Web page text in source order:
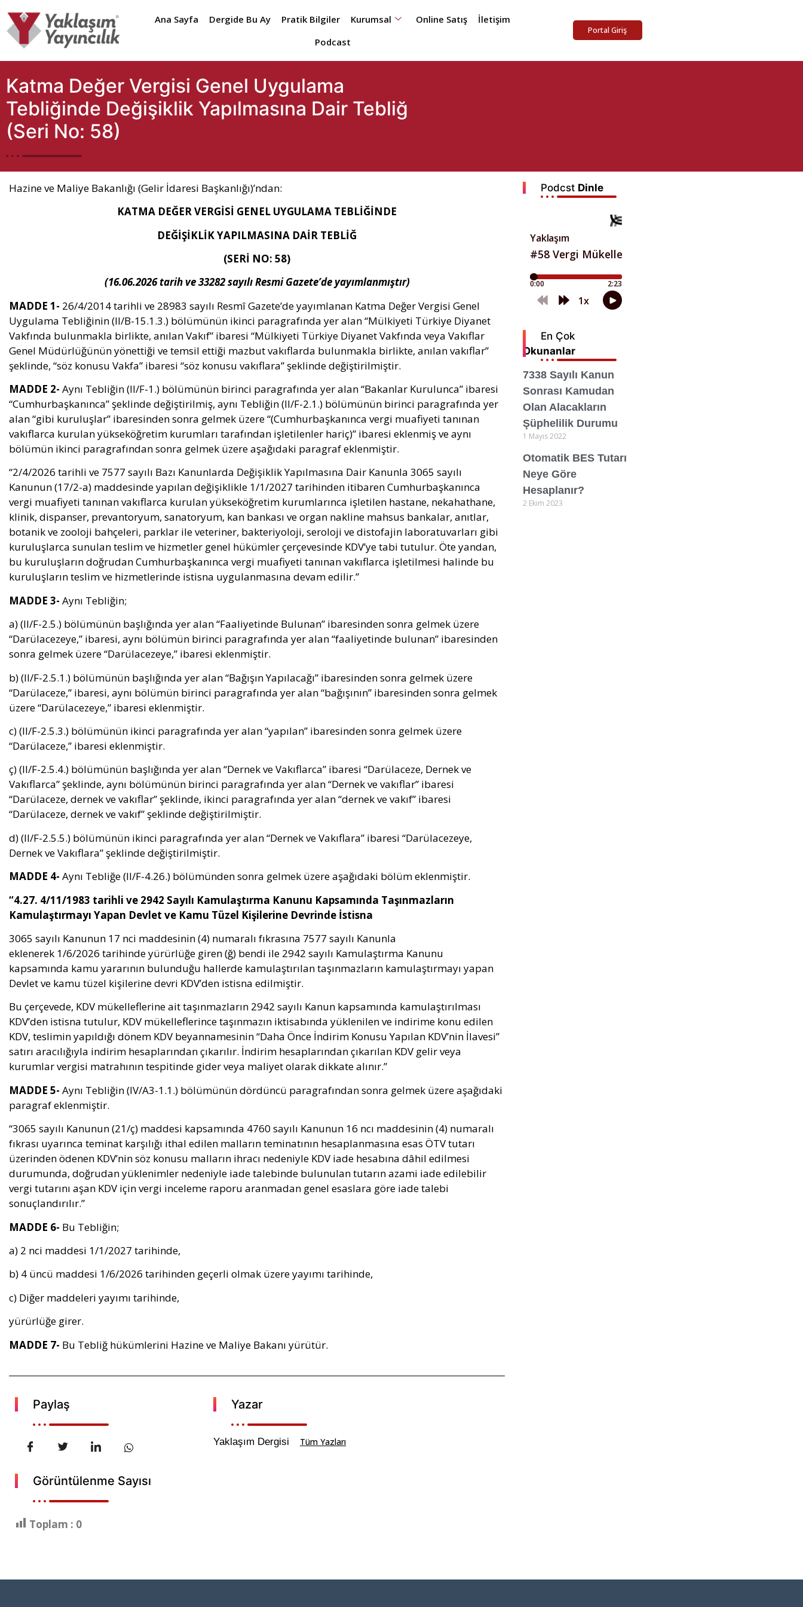
Ana Sayfa Dergide Bu Ay Pratik Bilgiler Kurumsal Online Satış
İletişim
Podcast
Portal Giriş
Katma Değer Vergisi Genel Uygulama
Tebliğinde Değişiklik Yapılmasına Dair Tebliğ
(Seri No: 58)
Hazine ve Maliye Bakanlığı (Gelir İdaresi Başkanlığı)’ndan:
KATMA DEĞER VERGİSİ GENEL UYGULAMA TEBLİĞİNDE
DEĞİŞİKLİK YAPILMASINA DAİR TEBLİĞ
(SERİ NO: 58)
(16.06.2026 tarih ve 33282 sayılı Resmi Gazete’de yayımlanmıştır)
MADDE 1- 26/4/2014 tarihli ve 28983 sayılı Resmî Gazete’de yayımlanan Katma Değer Vergisi Genel
Uygulama Tebliğinin (II/B-15.1.3.) bölümünün ikinci paragrafında yer alan “Mülkiyeti Türkiye Diyanet
Vakfında bulunmakla birlikte, anılan Vakıf” ibaresi “Mülkiyeti Türkiye Diyanet Vakfında veya Vakıflar
Genel Müdürlüğünün yönettiği ve temsil ettiği mazbut vakıflarda bulunmakla birlikte, anılan vakıflar”
şeklinde, “söz konusu Vakfa” ibaresi “söz konusu vakıflara” şeklinde değiştirilmiştir.
MADDE 2- Aynı Tebliğin (II/F-1.) bölümünün birinci paragrafında yer alan “Bakanlar Kurulunca” ibaresi
“Cumhurbaşkanınca” şeklinde değiştirilmiş, aynı Tebliğin (II/F-2.1.) bölümünün birinci paragrafında yer
alan “gibi kuruluşlar” ibaresinden sonra gelmek üzere “(Cumhurbaşkanınca vergi muafiyeti tanınan
vakıflarca kurulan yükseköğretim kurumları tarafından işletilenler hariç)” ibaresi eklenmiş ve aynı
bölümün ikinci paragrafından sonra gelmek üzere aşağıdaki paragraf eklenmiştir.
“2/4/2026 tarihli ve 7577 sayılı Bazı Kanunlarda Değişiklik Yapılmasına Dair Kanunla 3065 sayılı
Kanunun (17/2-a) maddesinde yapılan değişiklikle 1/1/2027 tarihinden itibaren Cumhurbaşkanınca
vergi muafiyeti tanınan vakıflarca kurulan yükseköğretim kurumlarınca işletilen hastane, nekahathane,
klinik, dispanser, prevantoryum, sanatoryum, kan bankası ve organ nakline mahsus bankalar, anıtlar,
botanik ve zooloji bahçeleri, parklar ile veteriner, bakteriyoloji, seroloji ve distofajin laboratuvarları gibi
kuruluşlarca sunulan teslim ve hizmetler genel hükümler çerçevesinde KDV’ye tabi tutulur. Öte yandan,
bu kuruluşların doğrudan Cumhurbaşkanınca vergi muafiyeti tanınan vakıflarca işletilmesi halinde bu
kuruluşların teslim ve hizmetlerinde istisna uygulanmasına devam edilir.”
MADDE 3- Aynı Tebliğin;
a) (II/F-2.5.) bölümünün başlığında yer alan “Faaliyetinde Bulunan” ibaresinden sonra gelmek üzere
“Darülacezeye,” ibaresi, aynı bölümün birinci paragrafında yer alan “faaliyetinde bulunan” ibaresinden
sonra gelmek üzere “Darülacezeye,” ibaresi eklenmiştir.
b) (II/F-2.5.1.) bölümünün başlığında yer alan “Bağışın Yapılacağı” ibaresinden sonra gelmek üzere
“Darülaceze,” ibaresi, aynı bölümün birinci paragrafında yer alan “bağışının” ibaresinden sonra gelmek
üzere “Darülacezeye,” ibaresi eklenmiştir.
c) (II/F-2.5.3.) bölümünün ikinci paragrafında yer alan “yapılan” ibaresinden sonra gelmek üzere
“Darülaceze,” ibaresi eklenmiştir.
ç) (II/F-2.5.4.) bölümünün başlığında yer alan “Dernek ve Vakıflarca” ibaresi “Darülaceze, Dernek ve
Vakıflarca” şeklinde, aynı bölümünün birinci paragrafında yer alan “Dernek ve vakıflar” ibaresi
“Darülaceze, dernek ve vakıflar” şeklinde, ikinci paragrafında yer alan “dernek ve vakıf” ibaresi
“Darülaceze, dernek ve vakıf” şeklinde değiştirilmiştir.
d) (II/F-2.5.5.) bölümünün ikinci paragrafında yer alan “Dernek ve Vakıflara” ibaresi “Darülacezeye,
Dernek ve Vakıflara” şeklinde değiştirilmiştir.
MADDE 4- Aynı Tebliğe (II/F-4.26.) bölümünden sonra gelmek üzere aşağıdaki bölüm eklenmiştir.
“4.27. 4/11/1983 tarihli ve 2942 Sayılı Kamulaştırma Kanunu Kapsamında Taşınmazların
Kamulaştırmayı Yapan Devlet ve Kamu Tüzel Kişilerine Devrinde İstisna
3065 sayılı Kanunun 17 nci maddesinin (4) numaralı fıkrasına 7577 sayılı Kanunla
eklenerek 1/6/2026 tarihinde yürürlüğe giren (ğ) bendi ile 2942 sayılı Kamulaştırma Kanunu
kapsamında kamu yararının bulunduğu hallerde kamulaştırılan taşınmazların kamulaştırmayı yapan
Devlet ve kamu tüzel kişilerine devri KDV’den istisna edilmiştir.
Bu çerçevede, KDV mükelleflerine ait taşınmazların 2942 sayılı Kanun kapsamında kamulaştırılması
KDV’den istisna tutulur, KDV mükelleflerince taşınmazın iktisabında yüklenilen ve indirime konu edilen
KDV, teslimin yapıldığı dönem KDV beyannamesinin “Daha Önce İndirim Konusu Yapılan KDV’nin İlavesi”
satırı aracılığıyla indirim hesaplarından çıkarılır. İndirim hesaplarından çıkarılan KDV gelir veya
kurumlar vergisi matrahının tespitinde gider veya maliyet olarak dikkate alınır.”
MADDE 5- Aynı Tebliğin (IV/A3-1.1.) bölümünün dördüncü paragrafından sonra gelmek üzere aşağıdaki
paragraf eklenmiştir.
“3065 sayılı Kanunun (21/ç) maddesi kapsamında 4760 sayılı Kanunun 16 ncı maddesinin (4) numaralı
fıkrası uyarınca teminat karşılığı ithal edilen malların teminatının hesaplanmasına esas ÖTV tutarı
üzerinden ödenen KDV’nin söz konusu malların ihracı nedeniyle KDV iade hesabına dâhil edilmesi
durumunda, doğrudan yüklenimler nedeniyle iade talebinde bulunulan tutarın azami iade edilebilir
vergi tutarını aşan KDV için vergi inceleme raporu aranmadan genel esaslara göre iade talebi
sonuçlandırılır.”
MADDE 6- Bu Tebliğin;
a) 2 nci maddesi 1/1/2027 tarihinde,
b) 4 üncü maddesi 1/6/2026 tarihinden geçerli olmak üzere yayımı tarihinde,
c) Diğer maddeleri yayımı tarihinde,
yürürlüğe girer.
MADDE 7- Bu Tebliğ hükümlerini Hazine ve Maliye Bakanı yürütür.
Paylaş Yazar
Yaklaşım Dergisi Tüm Yazları
Görüntülenme Sayısı
Toplam : 0
Podcst Dinle
En Çok
Okunanlar
7338 Sayılı Kanun
Sonrası Kamudan
Olan Alacakların
Şüphelilik Durumu
1 Mayıs 2022
Otomatik BES Tutarı
Neye Göre
Hesaplanır?
2 Ekim 2023